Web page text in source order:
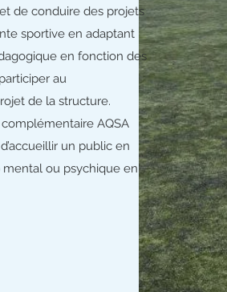
de conduire des projets
sportive en adaptant
en fonction des
au
de la structure.
AQSA
un public en
ou psychique en